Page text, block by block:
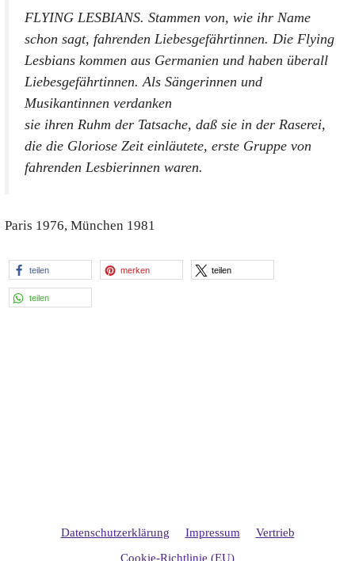
FLYING LESBIANS. Stammen von, wie ihr Name
schon sagt, fahrenden Liebesgefährtinnen. Die Flying
Lesbians kommen aus Germanien und haben überall
Liebesgefährtinnen. Als Sängerinnen und
Musikantinnen verdanken
sie ihren Ruhm der Tatsache, daß sie in der Raserei,
die die Gloriose Zeit einläutete, erste Gruppe von
fahrenden Lesbierinnen waren.
Paris 1976, München 1981
teilen merken teilen
teilen
Datenschutzerklärung Impressum
Vertrieb
Cookie-Richtlinie (EU)